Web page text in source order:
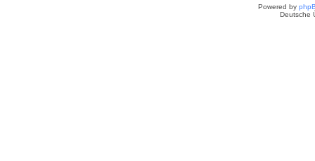
Powered by
Deutsche